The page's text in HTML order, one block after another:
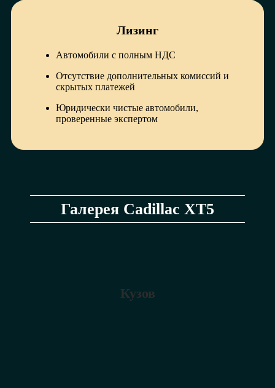
Лизинг
Автомобили с полным НДС
Отсутствие дополнительных комиссий и
скрытых платежей
Юридически чистые автомобили,
проверенные экспертом
Галерея Cadillac XT5
Кузов